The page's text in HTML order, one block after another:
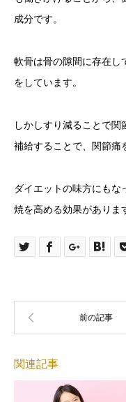
成分です。
軟骨は骨の隙間に存在し
をしています。
しかしすり減ることで
補給することで、関節痛
ダイエットの味方にも
焼を高める効果がありま
関連記事